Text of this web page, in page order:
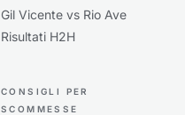
Gil Vicente vs Rio Ave
Risultati H2H
CONSIGLI PER
SCOMMESSE